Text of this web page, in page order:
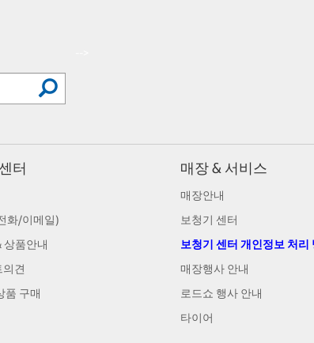
터
화/이메일)
상품안내
견
품 구매
매장 & 서비스
매장안내
보청기 센터
보청기 센터 개인정보 처리
매장행사 안내
로드쇼 행사 안내
타이어